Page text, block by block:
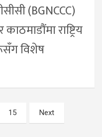
(BGNCCC)
राष्ट्रिय
विशेष
15 Next